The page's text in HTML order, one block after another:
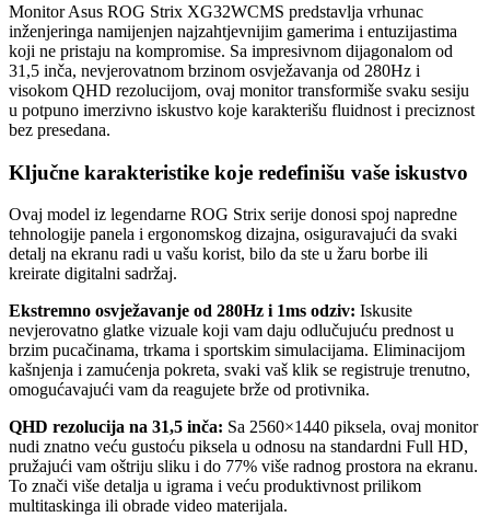
Monitor Asus ROG Strix XG32WCMS predstavlja vrhunac
inženjeringa namijenjen najzahtjevnijim gamerima i entuzijastima
koji ne pristaju na kompromise. Sa impresivnom dijagonalom od
31,5 inča, nevjerovatnom brzinom osvježavanja od 280Hz i
visokom QHD rezolucijom, ovaj monitor transformiše svaku sesiju
u potpuno imerzivno iskustvo koje karakterišu fluidnost i preciznost
bez presedana.
Ključne karakteristike koje redefinišu vaše iskustvo
Ovaj model iz legendarne ROG Strix serije donosi spoj napredne
tehnologije panela i ergonomskog dizajna, osiguravajući da svaki
detalj na ekranu radi u vašu korist, bilo da ste u žaru borbe ili
kreirate digitalni sadržaj.
Ekstremno osvježavanje od 280Hz i 1ms odziv: Iskusite
nevjerovatno glatke vizuale koji vam daju odlučujuću prednost u
brzim pucačinama, trkama i sportskim simulacijama. Eliminacijom
kašnjenja i zamućenja pokreta, svaki vaš klik se registruje trenutno,
omogućavajući vam da reagujete brže od protivnika.
QHD rezolucija na 31,5 inča: Sa 2560×1440 piksela, ovaj monitor
nudi znatno veću gustoću piksela u odnosu na standardni Full HD,
pružajući vam oštriju sliku i do 77% više radnog prostora na ekranu.
To znači više detalja u igrama i veću produktivnost prilikom
multitaskinga ili obrade video materijala.